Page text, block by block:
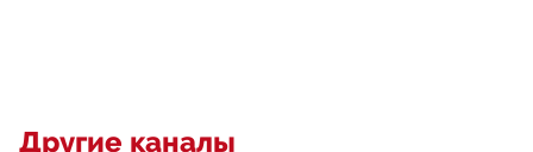
Другие каналы